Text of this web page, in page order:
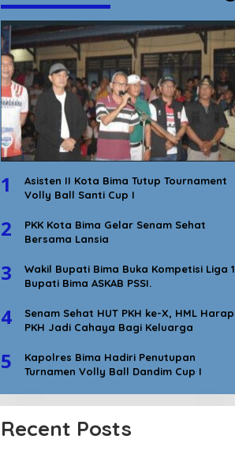
1
Asisten II Kota Bima Tutup Tournament
Volly Ball Santi Cup I
2
PKK Kota Bima Gelar Senam Sehat
Bersama Lansia
3
Wakil Bupati Bima Buka Kompetisi Liga 1
Bupati Bima ASKAB PSSI.
4
Senam Sehat HUT PKH ke-X, HML Harap
PKH Jadi Cahaya Bagi Keluarga
5
Kapolres Bima Hadiri Penutupan
Turnamen Volly Ball Dandim Cup I
Recent Posts